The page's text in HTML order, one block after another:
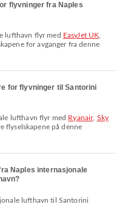
flyvninger fra Naples
lufthavn flyr med EasyJet UK
for avganger fra denne
for flyvninger til Santorini
lufthavn flyr med Ryanair, Sky
flyselskapene på denne
Naples internasjonale